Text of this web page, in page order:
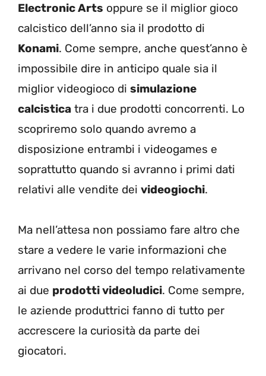
Electronic Arts oppure se il miglior gioco
calcistico dell’anno sia il prodotto di
Konami. Come sempre, anche quest’anno è
impossibile dire in anticipo quale sia il
miglior videogioco di simulazione
calcistica tra i due prodotti concorrenti. Lo
scopriremo solo quando avremo a
disposizione entrambi i videogames e
soprattutto quando si avranno i primi dati
relativi alle vendite dei videogiochi.
Ma nell’attesa non possiamo fare altro che
stare a vedere le varie informazioni che
arrivano nel corso del tempo relativamente
ai due prodotti videoludici. Come sempre,
le aziende produttrici fanno di tutto per
accrescere la curiosità da parte dei
giocatori.